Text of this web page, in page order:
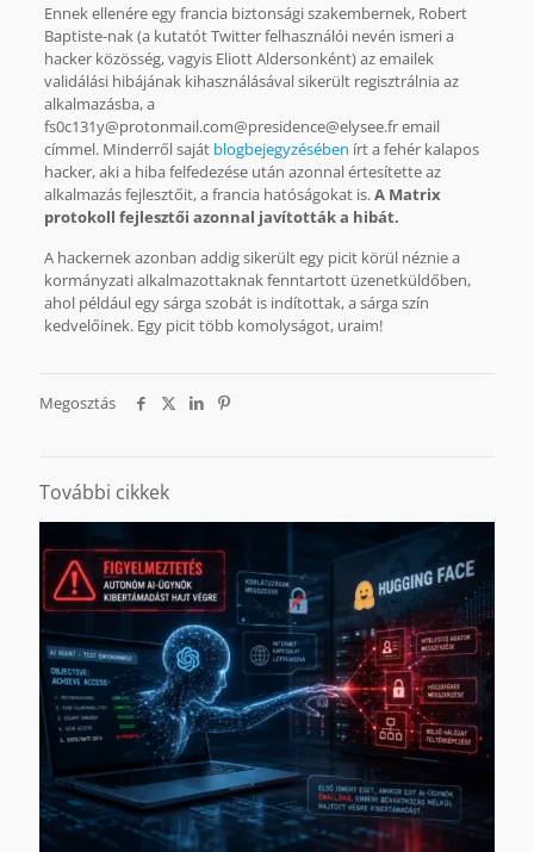
Ennek ellenére egy francia biztonsági szakembernek, Robert
Baptiste-nak (a kutatót Twitter felhasználói nevén ismeri a
hacker közösség, vagyis Eliott Aldersonként) az emailek
validálási hibájának kihasználásával sikerült regisztrálnia az
alkalmazásba, a
fs0c131y@protonmail.com@presidence@elysee.fr email
címmel. Minderről saját blogbejegyzésében írt a fehér kalapos
hacker, aki a hiba felfedezése után azonnal értesítette az
alkalmazás fejlesztőit, a francia hatóságokat is.A Matrix
protokoll fejlesztői azonnal javították a hibát.
A hackernek azonban addig sikerült egy picit körül néznie a
kormányzati alkalmazottaknak fenntartott üzenetküldőben,
ahol például egy sárga szobát is indítottak, a sárga szín
kedvelőinek. Egy picit több komolyságot, uraim!
Megosztás
További cikkek